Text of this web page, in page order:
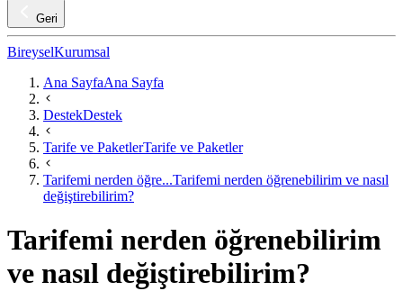
Geri
BireyselKurumsal
Ana SayfaAna Sayfa
DestekDestek
Tarife ve PaketlerTarife ve Paketler
Tarifemi nerden öğre...Tarifemi nerden öğrenebilirim ve nasıl
değiştirebilirim?
Tarifemi nerden öğrenebilirim
ve nasıl değiştirebilirim?